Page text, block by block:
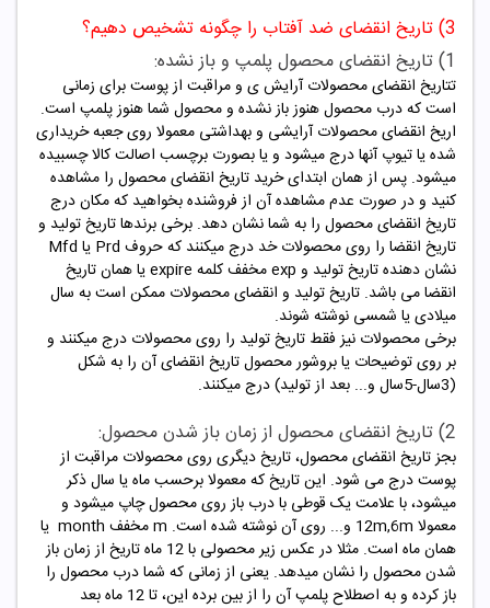
3) تاریخ انقضای ضد آفتاب را چگونه تشخیص دهیم؟
1) تاریخ انقضای محصول پلمپ و باز نشده:
تتاریخ انقضای محصولات آرایش ی و مراقبت از پوست برای زمانی
است که درب محصول هنوز باز نشده و محصول شما هنوز پلمپ است.
اریخ انقضای محصولات آرایشی و بهداشتی معمولا روی جعبه خریداری
شده یا تیوپ آنها درج میشود و یا بصورت برچسب اصالت کالا چسبیده
میشود. پس از همان ابتدای خرید تاریخ انقضای محصول را مشاهده
کنید و در صورت عدم مشاهده آن از فروشنده بخواهید که مکان درج
تاریخ انقضای محصول را به شما نشان دهد. برخی برندها تاریخ تولید و
تاریخ انقضا را روی محصولات خد درج میکنند که حروف Prd یا Mfd
نشان دهنده تاریخ تولید و exp مخفف کلمه expire یا همان تاریخ
انقضا می باشد. تاریخ تولید و انقضای محصولات ممکن است به سال
میلادی یا شمسی نوشته شوند.
برخی محصولات نیز فقط تاریخ تولید را روی محصولات درج میکنند و
بر روی توضیحات یا بروشور محصول تاریخ انقضای آن را به شکل
(3سال-5سال و... بعد از تولید) درج میکنند.
2) تاریخ انقضای محصول از زمان باز شدن محصول:
بجز تاریخ انقضای محصول، تاریخ دیگری روی محصولات مراقبت از
پوست درج می شود. این تاریخ که معمولا برحسب ماه یا سال ذکر
میشود، با علامت یک قوطی با درب باز روی محصول چاپ میشود و
معمولا 12m,6m و... روی آن نوشته شده است. m مخفف month یا
همان ماه است. مثلا در عکس زیر محصولی با 12 ماه تاریخ از زمان باز
شدن محصول را نشان میدهد. یعنی از زمانی که شما درب محصول را
باز کرده و به اصطلاح پلمپ آن را از بین برده این، تا 12 ماه بعد